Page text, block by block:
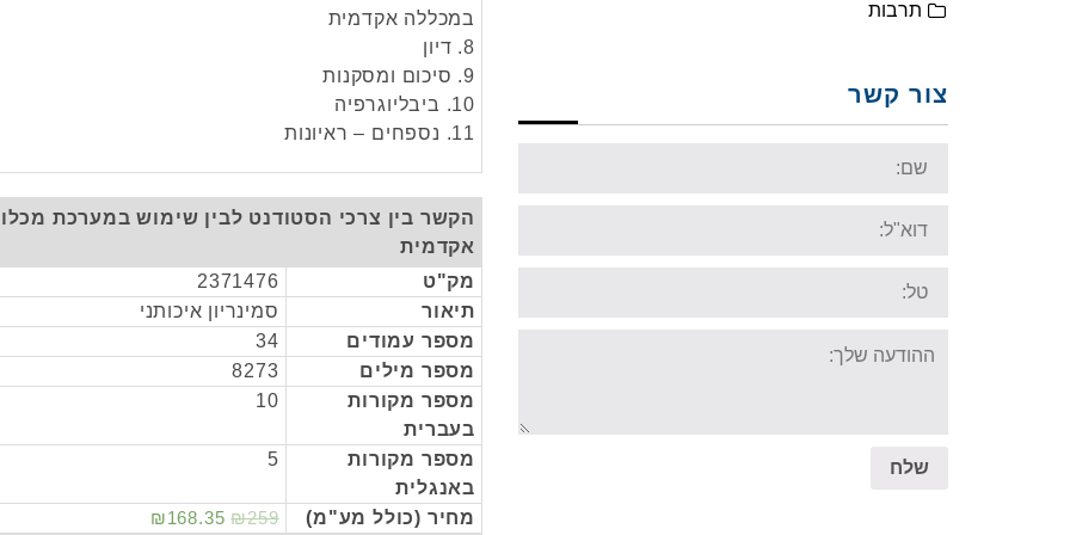
במכללה אקדמית
8. דיון
9. סיכום ומסקנות
10. ביבליוגרפיה
11. נספחים – ראיונות
הקשר בין צרכי הסטודנט לבין שימוש במערכת
אקדמית
מק"ט
2371476
תיאור
סמינריון איכותני
מספר עמודים
34
מספר מילים
8273
מספר מקורות
בעברית
10
מספר מקורות
באנגלית
5
מחיר (כולל מע"מ) ₪168.35 ₪259
תרבות
צור קשר
message:
שלח